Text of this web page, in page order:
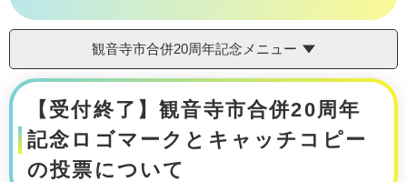
へ
観音寺市合併20周年記念メニュー
本
文
【受付終了】観音寺市合併20周年
記念ロゴマークとキャッチコピー
の投票について